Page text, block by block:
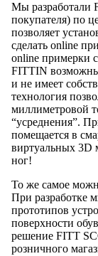
Мы разработали
покупателя) по
позволяет
сделать online
online примерки
FITTIN возможны
и не имеет
технология
миллиметровой
“усреднения”.
помещается в
виртуальных 3D
ног!
То же самое
При разработке
прототипов
поверхности
решение FITT
розничного